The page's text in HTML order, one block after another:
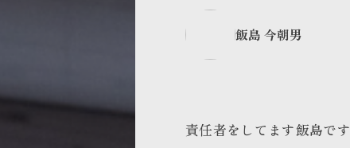
飯島 今朝男
責任者をしてます飯島です